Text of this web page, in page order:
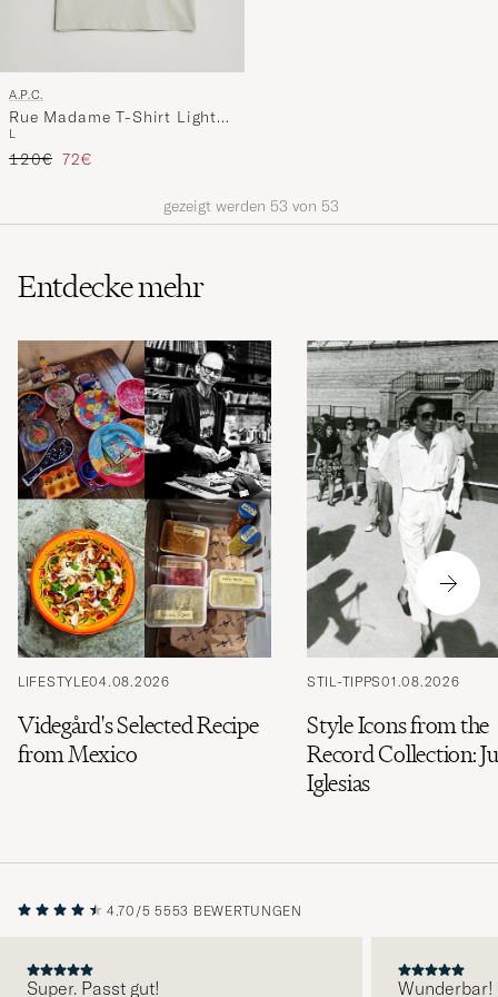
A.P.C.
Rue Madame T-Shirt Light
Green
L
Regulärer Preis
120€ Reduzierter Preis
72€
gezeigt werden 53 von 53
Entdecke mehr
LIFESTYLE04.08.2026
Videgård's Selected Recipe
from Mexico
STIL-TIPPS01.08.2026
Style Icons from the
Record Collection:
Iglesias
4.70/5 5553 BEWERTUNGEN
Super. Passt gut! Wunderbar!